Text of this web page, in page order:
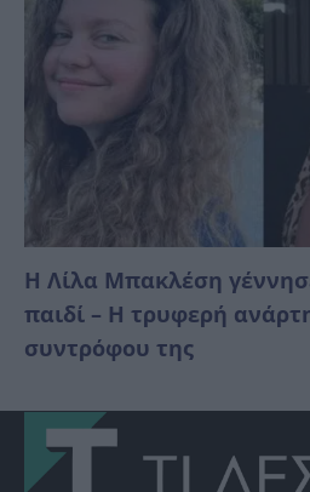
Η Λίλα Μπακλέση
παιδί – Η τρυφερή
συντρόφου της